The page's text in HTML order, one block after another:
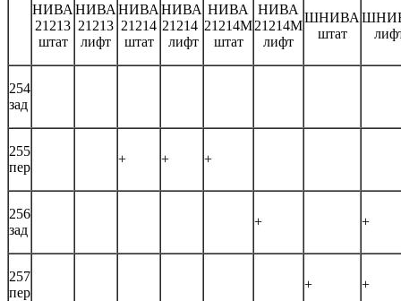
НИВА
21213
штат
НИВА
21213
лифт
НИВА
21214
штат
НИВА
21214
лифт
НИВА
21214М
штат
НИВА
21214М
лифт
ШНИВА
штат
254
зад
255
пер
+ + +
256
зад
+ +
257
пер
+ +